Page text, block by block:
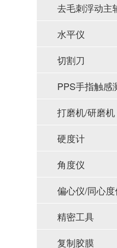
去毛刺浮动主
水平仪
切割刀
PPS手指触感
系统
打磨机/研磨机
硬度计
角度仪
偏心仪/同心度
精密工具
复制胶膜